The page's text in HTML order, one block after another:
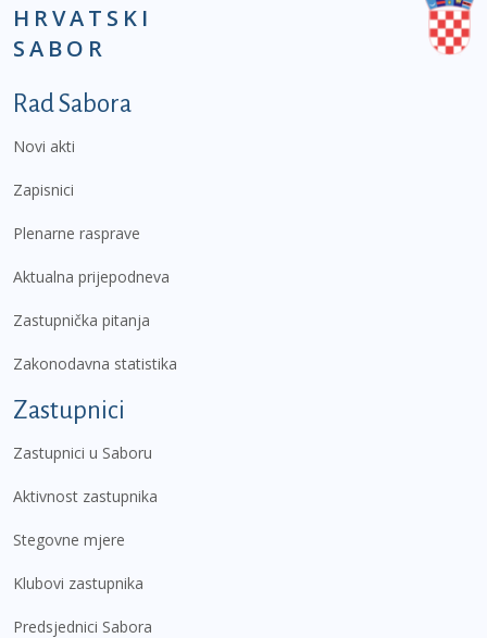
HRVATSKI
SABOR
Podnožje prvi izbornik
Rad Sabora
Novi akti
Zapisnici
Plenarne rasprave
Aktualna prijepodneva
Zastupnička pitanja
Zakonodavna statistika
Zastupnici
Zastupnici u Saboru
Aktivnost zastupnika
Stegovne mjere
Klubovi zastupnika
Predsjednici Sabora